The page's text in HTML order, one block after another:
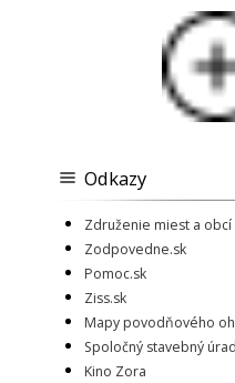
Odkazy
Združenie miest a obcí
Zodpovedne.sk
Pomoc.sk
Ziss.sk
Mapy povodňového
Spoločný stavebný úrad
Kino Zora